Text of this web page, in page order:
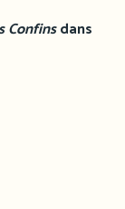
Confinsdans